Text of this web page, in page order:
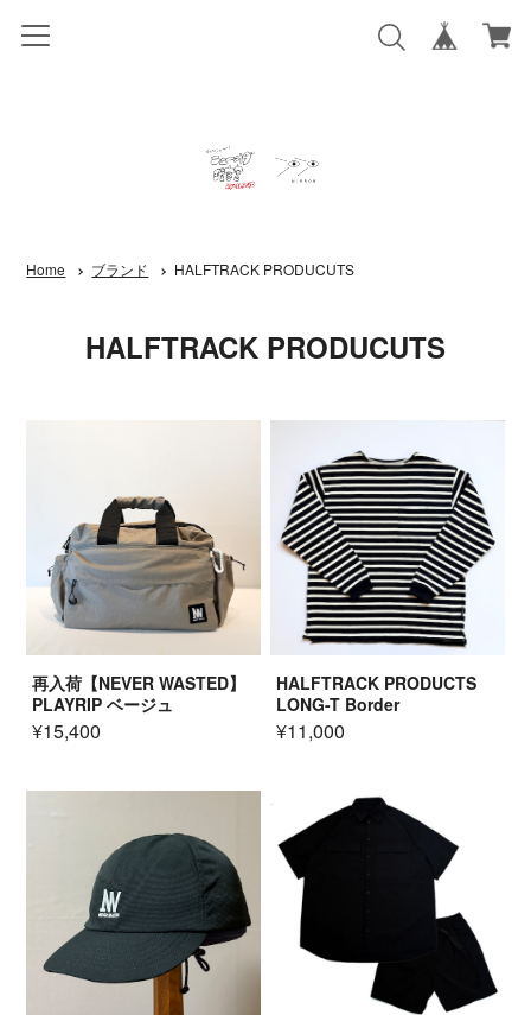
Home ブランド HALFTRACK PRODUCUTS
HALFTRACK PRODUCUTS
再入荷【NEVER WASTED】
PLAYRIP ベージュ
¥15,400
HALFTRACK PRODUCTS
LONG-T Border
¥11,000